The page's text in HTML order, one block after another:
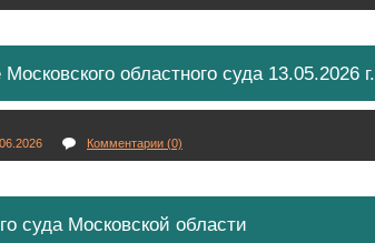
областного суда 13.05.2026 г.
Комментарии (0)
суда Московской области